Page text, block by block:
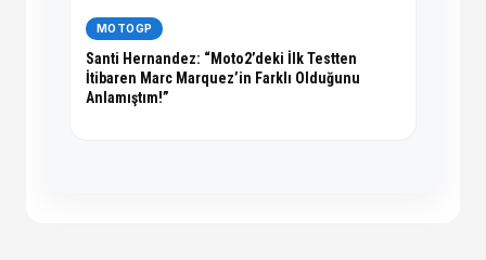
MOTOGP
Santi Hernandez: “Moto2’deki İlk Testten
İtibaren Marc Marquez’in Farklı Olduğunu
Anlamıştım!”